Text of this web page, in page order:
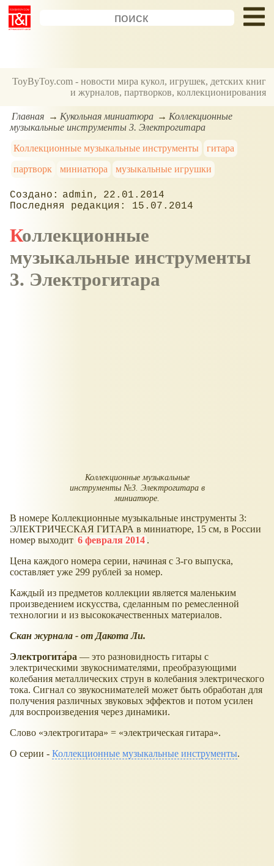
ToyByToy.com - новости мира кукол, игрушек, детских книг
и журналов, партворков, коллекционирования
Главная Кукольная миниатюра
Коллекционные
музыкальные инструменты 3. Электрогитара
Коллекционные музыкальные инструменты
гитара
партворк
миниатюра музыкальные игрушки
admin
22.01.2014
15.07.2014
Коллекционные
музыкальные инструменты
3. Электрогитара
Коллекционные музыкальные
инструменты №3. Электрогитара в
миниатюре.
В номере Коллекционные музыкальные инструменты 3:
ЭЛЕКТРИЧЕСКАЯ ГИТАРА в миниатюре, 15 см, в России
номер выходит 6 февраля 2014 .
Цена каждого номера серии, начиная с 3-го выпуска,
составляет уже 299 рублей за номер.
Каждый из предметов коллекции является маленьким
произведением искусства, сделанным по ремесленной
технологии и из высококачественных материалов.
Скан журнала - от Дакота Ли.
Электрогита́ра — это разновидность гитары с
электрическими звукоснимателями, преобразующими
колебания металлических струн в колебания электрического
тока. Сигнал со звукоснимателей может быть обработан для
получения различных звуковых эффектов и потом усилен
для воспроизведения через динамики.
Слово
электрогитара = электрическая гитара .
О серии - Коллекционные музыкальные инструменты.